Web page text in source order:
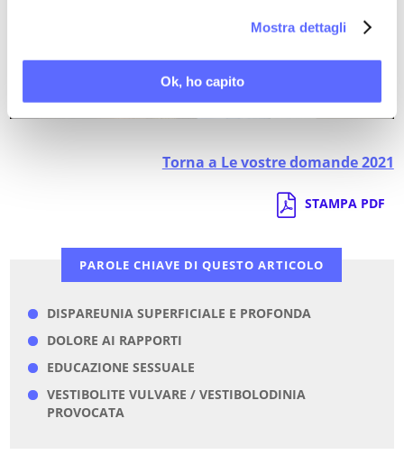
Mostra dettagli
Ok, ho capito
Ultimi articoli su:
DOLORE VULVARE
Torna a Le vostre domande 2021
STAMPA PDF
PAROLE CHIAVE DI QUESTO ARTICOLO
DISPAREUNIA SUPERFICIALE E PROFONDA
DOLORE AI RAPPORTI
EDUCAZIONE SESSUALE
VESTIBOLITE VULVARE / VESTIBOLODINIA
PROVOCATA